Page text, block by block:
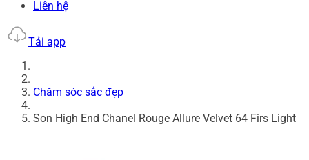
Liên hệ
Tải app
Chăm sóc sắc đẹp
Son High End Chanel Rouge Allure Velvet 64 Firs Light